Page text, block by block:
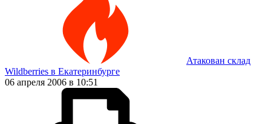
Атакован склад
Wildberries в Екатеринбурге
06 апреля 2006 в 10:51